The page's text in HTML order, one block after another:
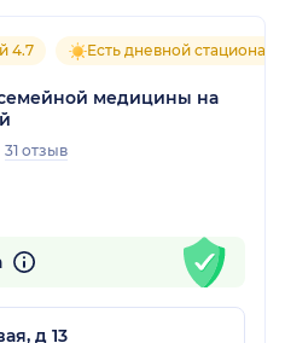
4.7 Есть дневной стационар
медицины на
31 отзыв
д 13